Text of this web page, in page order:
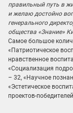
правильный путь в
и желаю достойно
генерального
общества «Знание»
Самое большое
«Патриотическое
нравственное
«Социализация
– 32, «Научное
«Эстетическое
проектов-